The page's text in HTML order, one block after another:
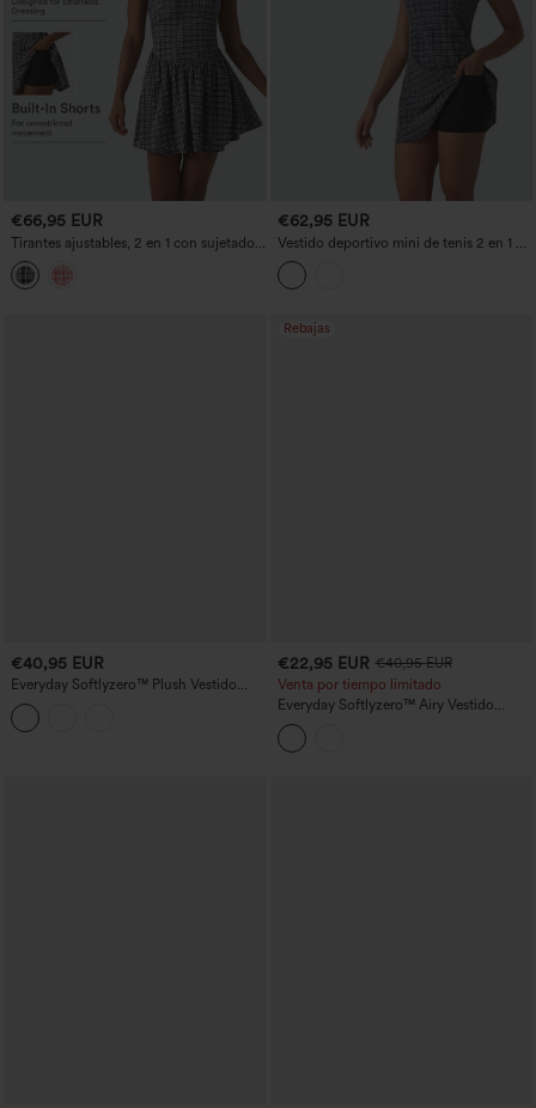
€66,95 EUR
Tirantes ajustables, 2 en 1 con sujetador
integrado, vestido slip deportivo estilo
tenis, corte en A mini, estampado a
cuadros, efecto arrugado, secado
€62,95 EUR
Vestido deportivo mini de tenis 2 en 1 a
cuadros, con efecto arrugado, de
secado rápido, con bolsillos - Edición
Easy Peezy
€40,95 EUR
Everyday Softlyzero™ Plush Vestido
deportivo talla plus sin espalda más
largo tirante ajustable 2 en 1 - Wannabe
Rebajas
€22,95 EUR €40,95 EUR
Venta por tiempo limitado
Everyday Softlyzero™ Airy Vestido
actividad sin espalda 2-in-1 tacto fresco
-Sensacional-UPF50+